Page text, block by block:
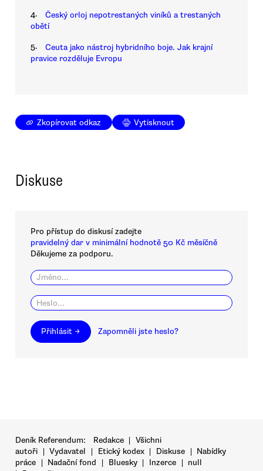
4.
Český orloj nepotrestaných viníků a trestaných
obětí
5.
Ceuta jako nástroj hybridního boje. Jak krajní
pravice rozděluje Evropu
Zkopírovat odkaz Vytisknout
Diskuse
Pro přístup do diskusí zadejte
pravidelný dar v minimální hodnotě 50 Kč měsíčně
Děkujeme za podporu.
Přihlásit → Zapomněli jste heslo?
Deník Referendum: Redakce | Všichni
autoři | Vydavatel | Etický kodex | Diskuse | Nabídky
práce | Nadační fond | Bluesky | Inzerce | null